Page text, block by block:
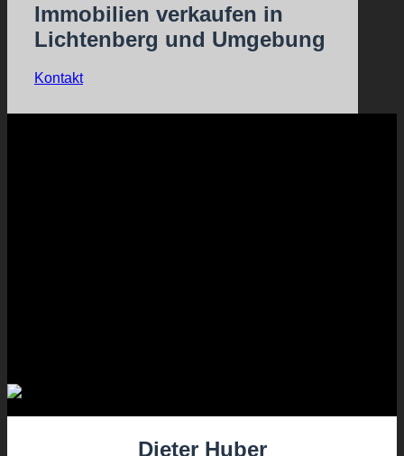
Immobilien verkaufen in
Lichtenberg und Umgebung
Kontakt
Dieter Huber